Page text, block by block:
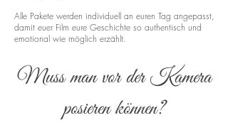
Alle Pakete werden individuell an euren Tag angepasst,
damit euer Film eure Geschichte so authentisch und
emotional wie möglich erzählt.
Muss man vor der Kamera
posieren können?